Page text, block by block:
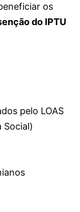
os
do IPTU
pelo LOAS
Social)